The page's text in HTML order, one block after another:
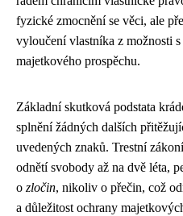
fyzické zmocnění se věci, ale
vyloučení vlastníka z možnosti
majetkového prospěchu.
Základní skutková podstata
splnění žádných dalších
uvedených znaků. Trestní
odnětí svobody až na dvě léta,
o zločin, nikoliv o přečin, což
a důležitost ochrany